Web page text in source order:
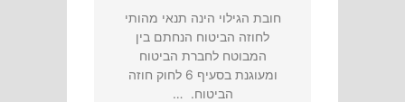
חובת הגילוי הינה תנאי מהותי
לחוזה הביטוח הנחתם בין
המבוטח לחברת הביטוח
ומעוגנת בסעיף 6 לחוק חוזה
הביטוח. …